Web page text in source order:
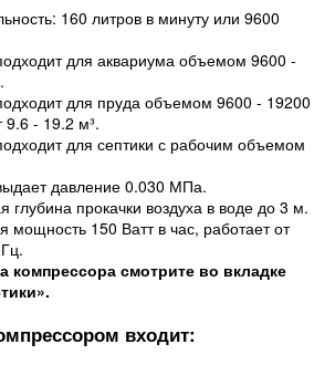
160 литров в минуту или 9600
для аквариума объемом 9600 -
для пруда объемом 9600 - 19200
9.6 - 19.2 м³.
для септики с рабочим объемом
давление 0.030 МПа.
глубина прокачки воздуха в воде до 3 м.
мощность 150 Ватт в час, работает от
компрессора смотрите во вкладке
входит: